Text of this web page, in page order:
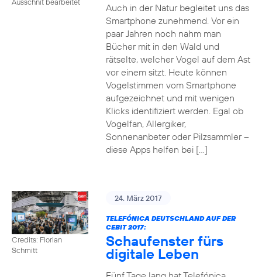
Auch in der Natur begleitet uns das
Smartphone zunehmend. Vor ein
paar Jahren noch nahm man
Bücher mit in den Wald und
rätselte, welcher Vogel auf dem Ast
vor einem sitzt. Heute können
Vogelstimmen vom Smartphone
aufgezeichnet und mit wenigen
Klicks identifiziert werden. Egal ob
Vogelfan, Allergiker,
Sonnenanbeter oder Pilzsammler –
diese Apps helfen bei […]
Credits: Florian
Schmitt
24. März 2017
TELEFÓNICA DEUTSCHLAND AUF DER
CEBIT 2017:
Schaufenster fürs
digitale Leben